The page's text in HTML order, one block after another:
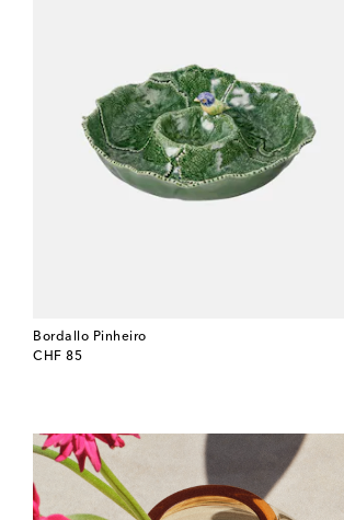
Bordallo Pinheiro
CHF 85
original price